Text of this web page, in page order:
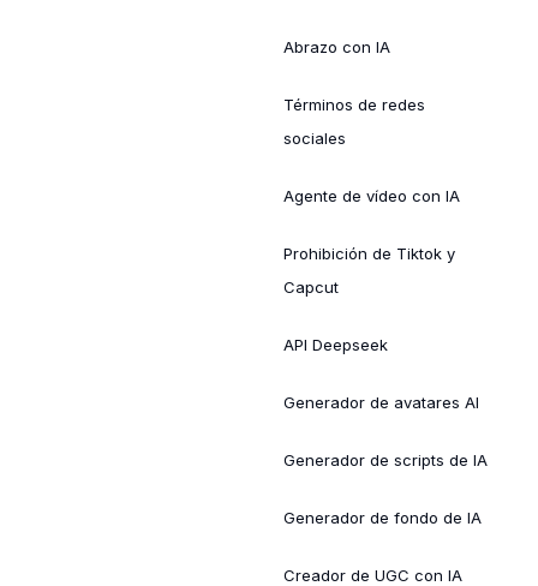
Abrazo con IA
Términos de redes
sociales
Agente de vídeo con IA
Prohibición de Tiktok y
Capcut
API Deepseek
Generador de avatares AI
Generador de scripts de IA
Generador de fondo de IA
Creador de UGC con IA